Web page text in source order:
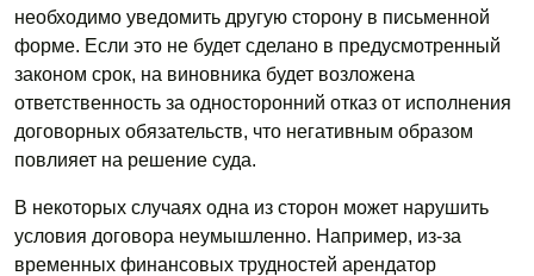
необходимо уведомить другую сторону в письменной
форме. Если это не будет сделано в предусмотренный
законом срок, на виновника будет возложена
ответственность за односторонний отказ от исполнения
договорных обязательств, что негативным образом
повлияет на решение суда.
В некоторых случаях одна из сторон может нарушить
условия договора неумышленно. Например, из-за
временных финансовых трудностей арендатор